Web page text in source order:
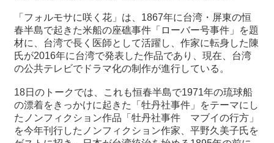
と
申
込
過
去
行
事
「フォルモサに咲く花」は、1867年に台湾・屏東の恒
春半島で起きた米船の座礁事件「ローバー号事件」を題
材に、台湾で長く医師として活躍し、作家に転身した陳
氏が2016年に台湾で発表した作品であり、現在、台湾
の公共テレビでドラマ化の制作が進行している。
18日のトークでは、これも恒春半島で1971年の琉球船
の漂着をきっかけに起きた「牡丹社事件」をテーマにし
たノンフィクション作品「牡丹社事件 マブイの行方」
を今年刊行したノンフィクション作家、平野久美子氏を